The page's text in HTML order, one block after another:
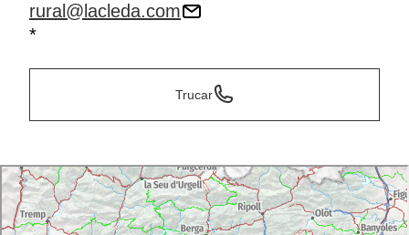
rural@lacleda.com
*
Trucar